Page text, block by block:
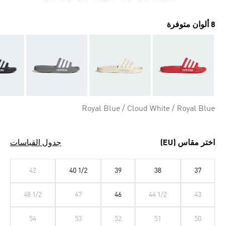
8 ألوان متوفرة
Royal Blue / Cloud White / Royal Blue
اختر مقاس (EU) جدول القياسات
37
38
39
40 1/2
42
43
44 1/2
46
47
48 1/2
50
51
52
53
54